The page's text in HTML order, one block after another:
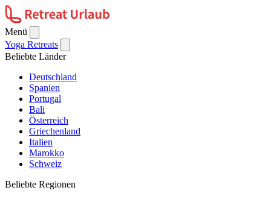
Menü
Yoga Retreats
Beliebte Länder
Deutschland
Spanien
Portugal
Bali
Österreich
Griechenland
Italien
Marokko
Schweiz
Beliebte Regionen